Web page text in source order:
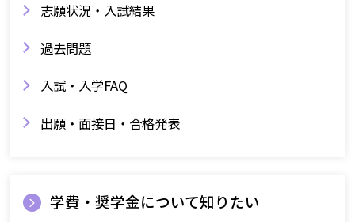
志願状況・入試結果
過去問題
入試・入学FAQ
出願・面接日・合格発表
学費・奨学金について知りたい